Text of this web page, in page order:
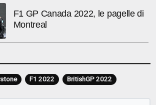
F1 GP Canada 2022, le pagelle di
Montreal
F1 2022 BritishGP 2022